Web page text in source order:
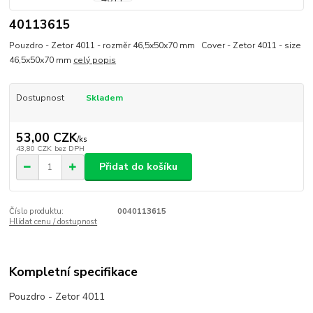
40113615
Pouzdro - Zetor 4011 - rozměr 46,5x50x70 mm Cover - Zetor 4011 - size
46,5x50x70 mm celý popis
Dostupnost Skladem
53,00 CZK/ks
43,80 CZK bez DPH
Přidat do košíku
Číslo produktu:
0040113615
Hlídat cenu / dostupnost
Kompletní specifikace
Pouzdro - Zetor 4011